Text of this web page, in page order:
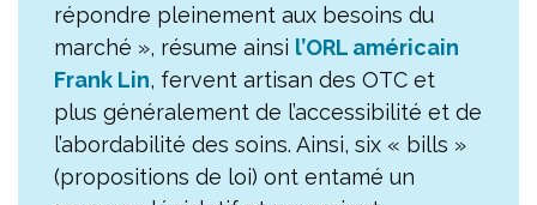
répondre pleinement aux besoins du
marché », résume ainsi l’ORL américain
Frank Lin, fervent artisan des OTC et
plus généralement de l’accessibilité et de
l’abordabilité des soins. Ainsi, six « bills »
(propositions de loi) ont entamé un